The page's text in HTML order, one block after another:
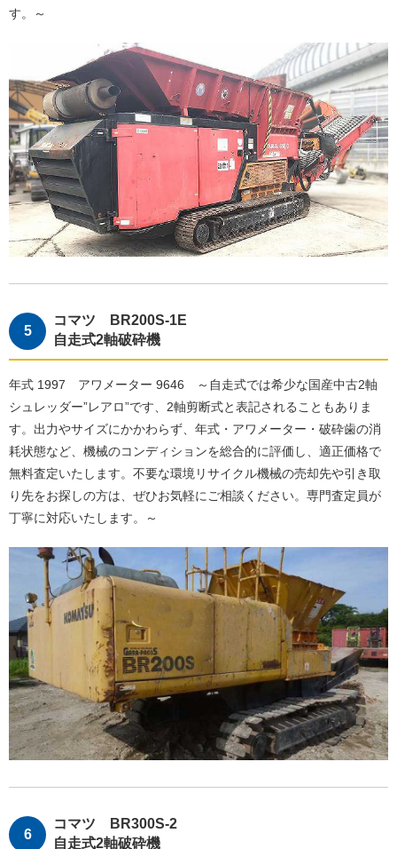
す。～
コマツ BR200S-1E
自走式2軸破砕機
年式 1997 アワメーター 9646 ～自走式では希少な国産中古2軸
シュレッダー”レアロ”です、2軸剪断式と表記されることもありま
す。出力やサイズにかかわらず、年式・アワメーター・破砕歯の消
耗状態など、機械のコンディションを総合的に評価し、適正価格で
無料査定いたします。不要な環境リサイクル機械の売却先や引き取
り先をお探しの方は、ぜひお気軽にご相談ください。専門査定員が
丁寧に対応いたします。～
コマツ BR300S-2
自走式2軸破砕機